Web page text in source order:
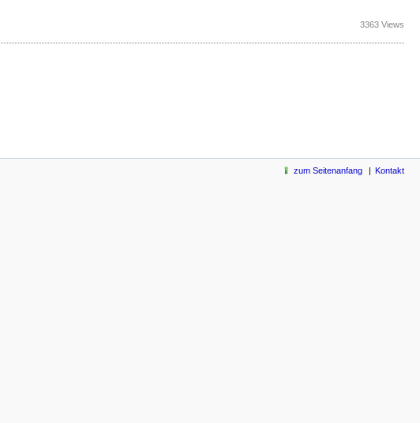
3363 Views
zum Seitenanfang Kontakt